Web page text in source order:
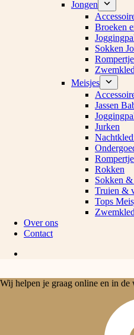
Jongen
Broeken
Sokken
Meisjes
Jassen
Jurken
Rokken
Sokken
Truien &
Tops
Over ons
Contact
Wij helpen je graag online en in de